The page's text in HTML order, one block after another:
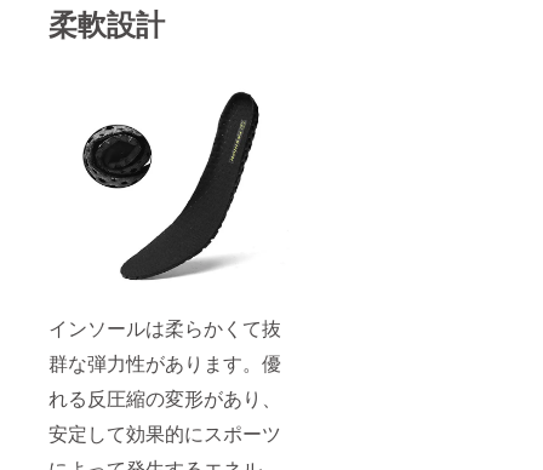
柔軟設計
インソールは柔らかくて抜
群な弾力性があります。優
れる反圧縮の変形があり、
安定して効果的にスポーツ